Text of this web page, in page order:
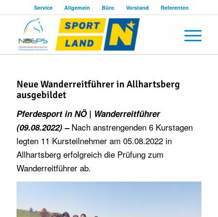
Service Allgemein Büro Vorstand Referenten
Neue Wanderreitführer in Allhartsberg
ausgebildet
Pferdesport in NÖ | Wanderreitführer
(09.08.2022) – Nach anstrengenden 6 Kurstagen
legten 11 Kursteilnehmer am 05.08.2022 in
Allhartsberg erfolgreich die Prüfung zum
Wanderreitführer ab.